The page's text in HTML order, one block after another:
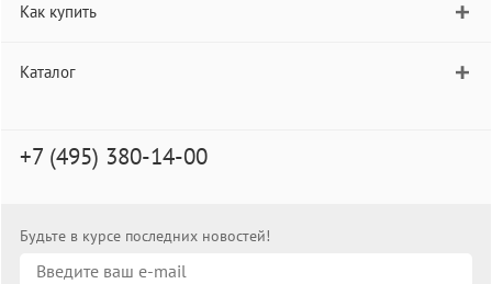
Как купить
Каталог
+7 (495) 380-14-00
Будьте в курсе последних новостей!